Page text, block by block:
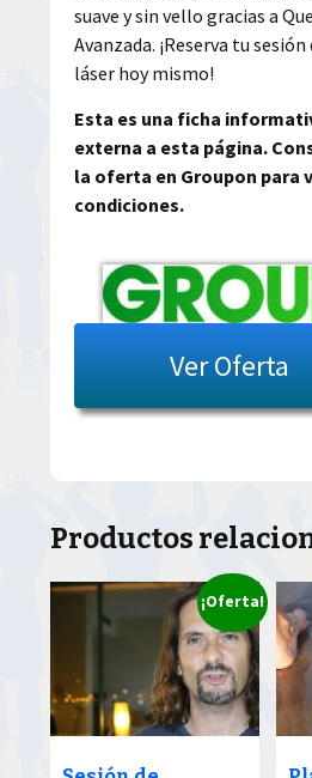
suave y sin vello gracias a
Avanzada. ¡Reserva tu
láser hoy mismo!
Esta es una ficha
externa a esta página.
la oferta en Groupon para
condiciones.
Ver Oferta
Productos
¡Oferta!